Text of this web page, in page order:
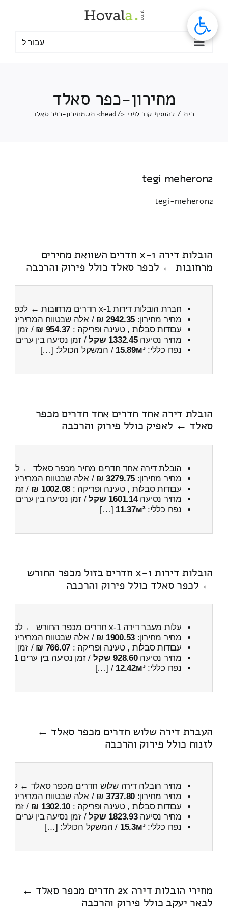
עבור ל
מחירון-כפר סאלד
בית / להוסיף קוד לפני </head> תג. מחירון-כפר סאלד
tegi meheron2
tegi-meheron2
הובלות דירה 1-x חדרים השוואת מחירים
מרחובות ← לכפר סאלד כולל פירוק והרכבה
חברת הובלות דירות 1-x חדרים מרחובות ← לכפר סאלד
מחיר מחירון: 2942.35 ₪ / אלה שבטווח המחירים
עבודות סבלות , טעינה ופריקה : 954.37 ₪ / זמן :
מחיר נסיעה1332.45 שקל / זמן נסיעה בין ערים
נפח כללי:15.89м³ / המשקל הכולל: […]
הובלת דירה אחד חדרים אחד חדרים מכפר
סאלד ← לאפיק כולל פירוק והרכבה
הובלת דירה אחד חדרים מחיר מכפר סאלד ←
מחיר מחירון: 3279.75 ₪ / אלה שבטווח המחירים
עבודות סבלות , טעינה ופריקה : 1002.08 ₪ / זמן :
מחיר נסיעה1601.14 שקל / זמן נסיעה בין ערים
נפח כללי:11.37м³
[…]
הובלות דירות 1-x חדרים בזול מכפר החורש
← לכפר סאלד כולל פירוק והרכבה
עלות מעבר דירה 1-x חדרים מכפר החורש ← לכפר סאלד
מחיר מחירון: 1900.53 ₪ / אלה שבטווח המחירים
עבודות סבלות , טעינה ופריקה : 766.07 ₪ / זמן :
מחיר נסיעה928.60 שקל / זמן נסיעה בין ערים1 שעות , 20 דקות
נפח כללי:12.42м³
/ […]
העברת דירה שלוש חדרים מכפר סאלד ←
לזנוח כולל פירוק והרכבה
מחיר הובלה דירה שלוש חדרים מכפר סאלד ←
מחיר מחירון: 3737.80 ₪ / אלה שבטווח המחירים
עבודות סבלות , טעינה ופריקה : 1302.10 ₪ / זמן :
מחיר נסיעה1823.93 שקל / זמן נסיעה בין ערים
נפח כללי:15.3м³ / המשקל הכולל: […]
מחירי הובלות דירה 2x חדרים מכפר סאלד ←
לבאר יעקב כולל פירוק והרכבה